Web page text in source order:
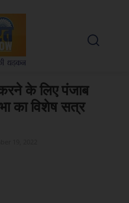
के लिए पंजाब
का विशेष सत्र